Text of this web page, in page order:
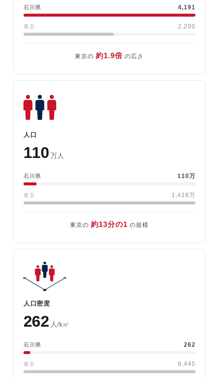
石川県 4,191
東京 2,200
東京の約1.9倍 の広さ
人口
110万人
石川県 110万
東京 1,418万
東京の約13分の1 の規模
人口密度
262 人/k㎡
石川県 262
東京 6,445